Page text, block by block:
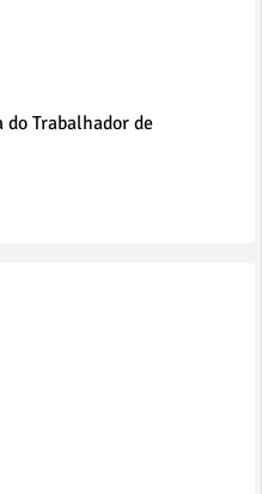
do Trabalhador de